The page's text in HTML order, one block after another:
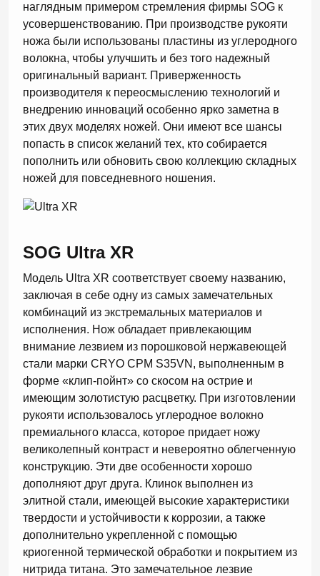
наглядным примером стремления фирмы SOG к
усовершенствованию. При производстве рукояти
ножа были использованы пластины из углеродного
волокна, чтобы улучшить и без того надежный
оригинальный вариант. Приверженность
производителя к переосмыслению технологий и
внедрению инноваций особенно ярко заметна в
этих двух моделях ножей. Они имеют все шансы
попасть в список желаний тех, кто собирается
пополнить или обновить свою коллекцию складных
ножей для повседневного ношения.
SOG Ultra XR
Модель Ultra XR соответствует своему названию,
заключая в себе одну из самых замечательных
комбинаций из экстремальных материалов и
исполнения. Нож обладает привлекающим
внимание лезвием из порошковой нержавеющей
стали марки CRYO CPM S35VN, выполненным в
форме «клип-пойнт» со скосом на острие и
имеющим золотистую расцветку. При изготовлении
рукояти использовалось углеродное волокно
премиального класса, которое придает ножу
великолепный контраст и невероятно облегченную
конструкцию. Эти две особенности хорошо
дополняют друг друга. Клинок выполнен из
элитной стали, имеющей высокие характеристики
твердости и устойчивости к коррозии, а также
дополнительно укрепленной с помощью
криогенной термической обработки и покрытием из
нитрида титана. Это замечательное лезвие